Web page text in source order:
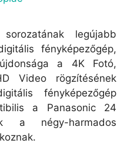
legújabb
fényképezőgép,
a 4K Fotó,
Video rögzítésének
fényképezőgép
a Panasonic 24
a négy-harmados